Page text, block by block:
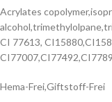
Acrylates
CI 77613,
Hema-Frei,Giftstoff-Frei